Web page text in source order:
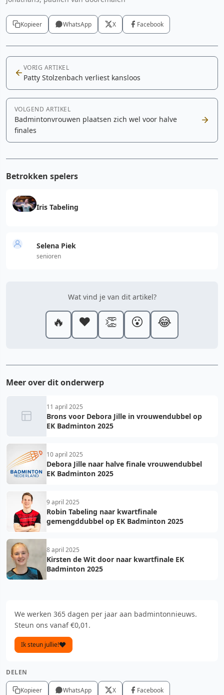
Kopieer WhatsApp X Facebook
VORIG ARTIKEL
Patty Stolzenbach verliest kansloos
VOLGEND ARTIKEL
Badmintonvrouwen plaatsen zich wel voor halve
finales
Betrokken spelers
Iris Tabeling
Selena Piek
senioren
Wat vind je van dit artikel?
🔥 ❤️ 👏 😮 😂
Meer over dit onderwerp
11 april 2025
Brons voor Debora Jille in vrouwendubbel op
EK Badminton 2025
10 april 2025
Debora Jille naar halve finale vrouwendubbel
EK Badminton 2025
9 april 2025
Robin Tabeling naar kwartfinale
gemengddubbel op EK Badminton 2025
8 april 2025
Kirsten de Wit door naar kwartfinale EK
Badminton 2025
We werken 365 dagen per jaar aan badmintonnieuws.
Steun ons vanaf €0,01.
Ik steun jullie!
DELEN
Kopieer WhatsApp X Facebook